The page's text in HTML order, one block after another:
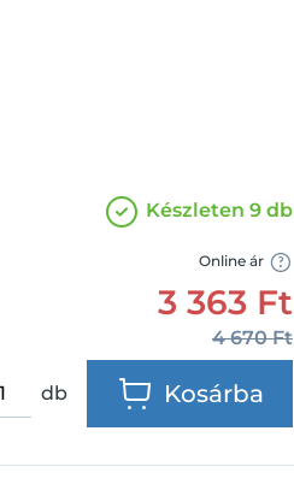
Készleten 9 db
Online ár
3 363 Ft
4 670 Ft
db Kosárba